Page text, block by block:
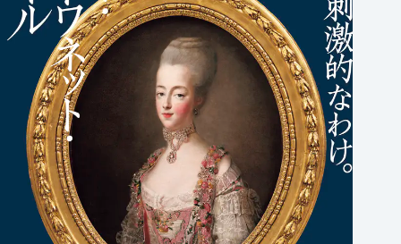
Campus des Métiersで教鞭をとり、実習生や研修生に仕事の
現実を突きつけたいと考えている。
学生には、ジェスチャーを観察するようにとよく言ってい
ます。実際に自分の働き方をあげてみる。しかし、私の働
き方は、今のような働き方、働き方ではないのです。25年
の経験を経て、私が観察してきたことすべてで作り上げて
きたものです。私の周りで出会った技術者たち、古参の人
たち自身、違うやり方をしている学生たち。そして、毎日
が勉強です。すべてを疑われないやり方が見つかることも
あるのです。でも、やってみると、よく言うよ。もしかし
たら、私に似合うかもしれない。何も決まっていないので
す。そして、弟子たちには、必ずしも私が見せることにこ
だわるな、と言っています。好奇心を持ち、学び、右も左
もすべてに従って手を動かしてみることです。